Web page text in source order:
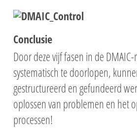
Conclusie
Door deze vijf fasen in de
systematisch te doorlopen,
gestructureerd en gefundeerd
oplossen van problemen en het
processen!